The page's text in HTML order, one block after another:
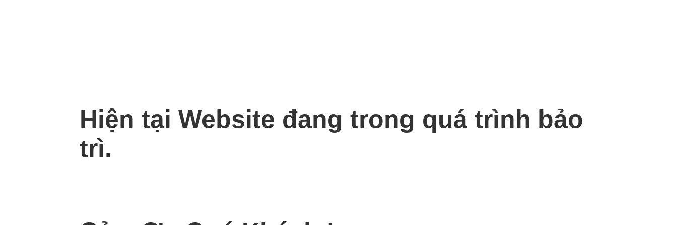
Hiện tại Website đang trong quá trình bảo
trì.